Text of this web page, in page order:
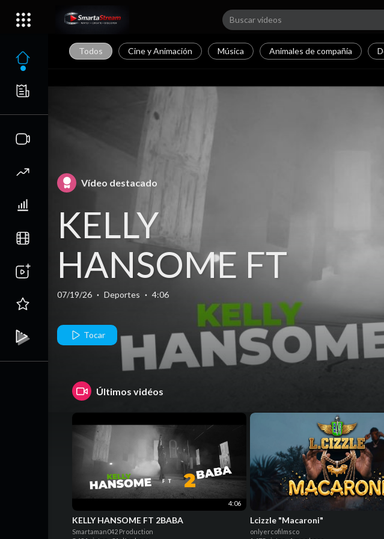
Todos Cine y Animación Música Animales de compañía
Vídeo destacado
KELLY
HANSOME FT
2BABA
07/19/26 · Deportes · 4:06
Tocar
Últimos vidéos
4:06
KELLY HANSOME FT 2BABA
Smartaman042 Production
Lcizzle "Macaroni"
onlyercofilmsco